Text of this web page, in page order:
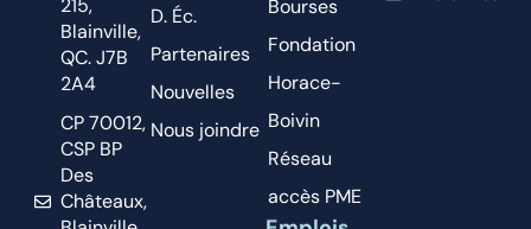
215,
Blainville,
QC. J7B
2A4
CP 70012,
CSP BP
Des
Châteaux,
D. Éc.
Partenaires
Nouvelles
Nous joindre
Bourses
Fondation
Horace-
Boivin
Réseau
accès PME